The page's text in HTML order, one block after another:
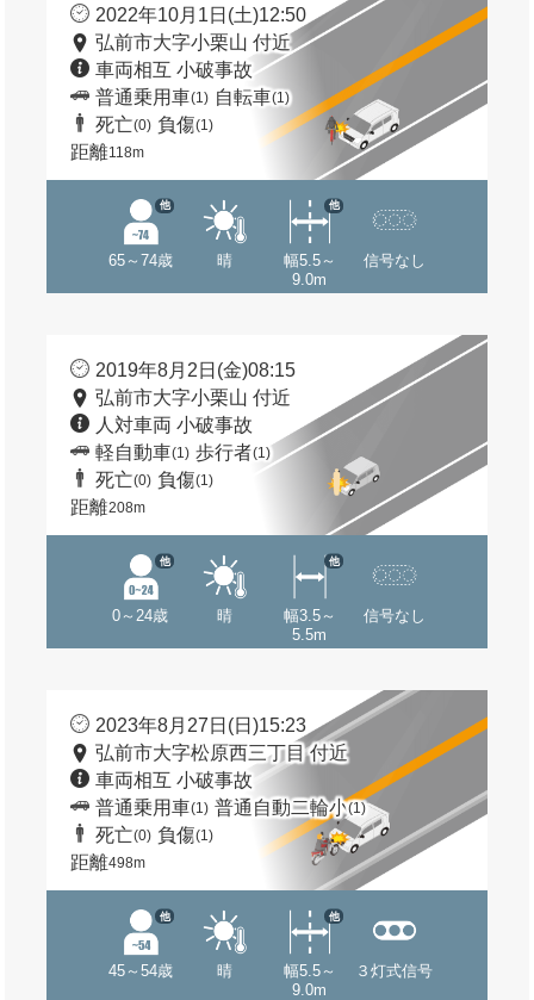
2022年10月1日(土)12:50
弘前市大字小栗山 付近
車両相互 小破事故
普通乗用車(1) 自転車(1)
死亡(0) 負傷(1)
距離118m
65～74歳
他
晴
幅5.5～
9.0m
他
信号なし
2019年8月2日(金)08:15
弘前市大字小栗山 付近
人対車両 小破事故
軽自動車(1) 歩行者(1)
死亡(0) 負傷(1)
距離208m
0～24歳
他
晴
幅3.5～
5.5m
他
信号なし
2023年8月27日(日)15:23
弘前市大字松原西三丁目 付近
車両相互 小破事故
普通乗用車(1) 普通自動二輪小(1)
死亡(0) 負傷(1)
距離498m
45～54歳
他
晴
幅5.5～
9.0m
他
３灯式信号